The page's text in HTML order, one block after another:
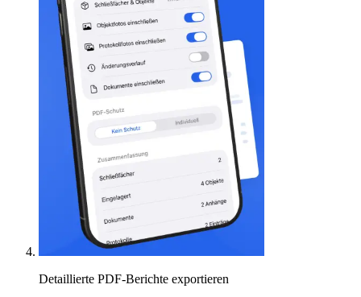
Detaillierte PDF-Berichte exportieren